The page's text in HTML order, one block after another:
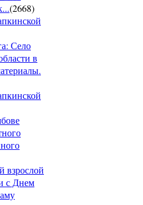
(2668)
Село
в
взрослой
с Днем